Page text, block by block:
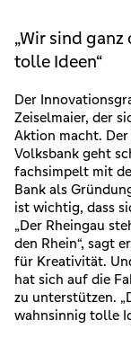
„Wir sind
tolle Ideen“
Der
Zeiselmaier, der
Aktion macht.
Volksbank geht
fachsimpelt mit
Bank als
ist wichtig, dass
„Der Rheingau
den Rhein“, sagt
für Kreativität.
hat sich auf die
zu unterstützen.
wahnsinnig tolle